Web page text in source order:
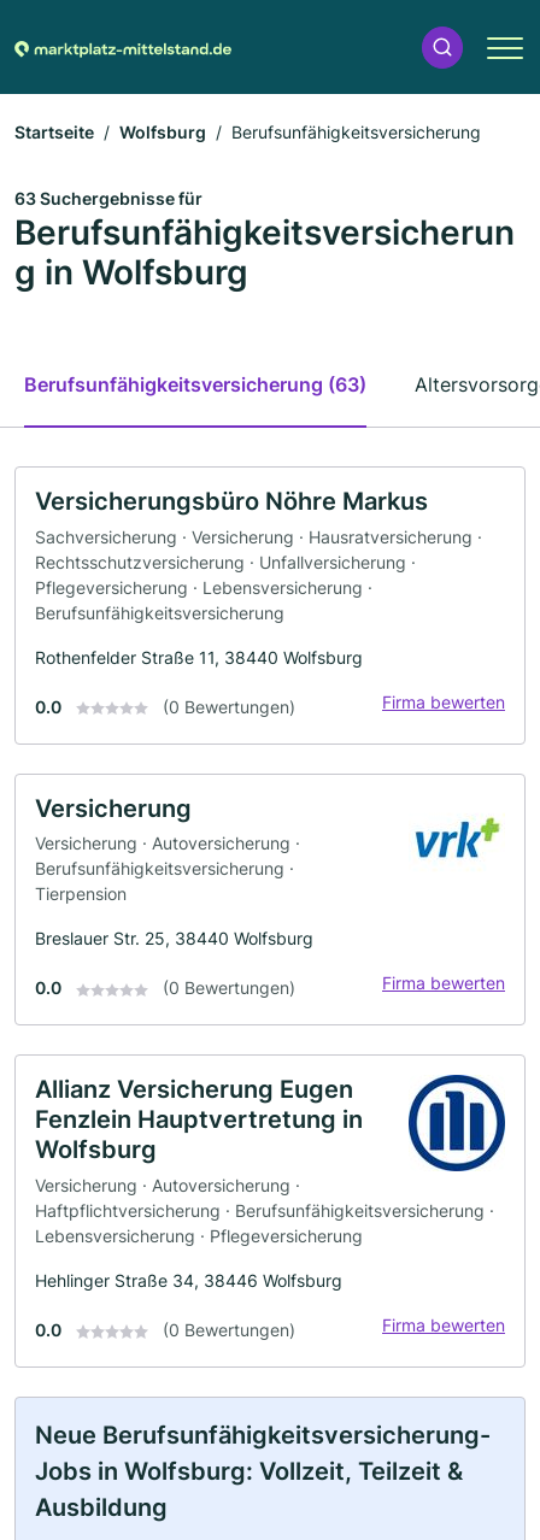
Startseite Wolfsburg Berufsunfähigkeitsversicherung
63 Suchergebnisse für
Berufsunfähigkeitsversicherun
g in Wolfsburg
Berufsunfähigkeitsversicherung (63)
Versicherungsbüro Nöhre Markus
Sachversicherung · Versicherung · Hausratversicherung ·
Rechtsschutzversicherung · Unfallversicherung ·
Pflegeversicherung · Lebensversicherung ·
Berufsunfähigkeitsversicherung
Rothenfelder Straße 11, 38440 Wolfsburg
0.0 (0 Bewertungen) Firma bewerten
Versicherung
Versicherung · Autoversicherung ·
Berufsunfähigkeitsversicherung ·
Tierpension
Breslauer Str. 25, 38440 Wolfsburg
0.0 (0 Bewertungen) Firma bewerten
Allianz Versicherung Eugen
Fenzlein Hauptvertretung in
Wolfsburg
Versicherung · Autoversicherung ·
Haftpflichtversicherung · Berufsunfähigkeitsversicherung ·
Lebensversicherung · Pflegeversicherung
Hehlinger Straße 34, 38446 Wolfsburg
0.0 (0 Bewertungen) Firma bewerten
Neue Berufsunfähigkeitsversicherung-
Jobs in Wolfsburg: Vollzeit, Teilzeit &
Ausbildung